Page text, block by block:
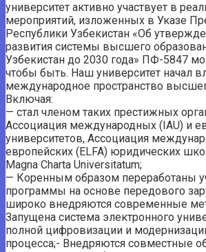
университет активно участвует в
мероприятий, изложенных в Указе
Республики Узбекистан «Об
развития системы высшего
Узбекистан до 2030 года» ПФ-5847
чтобы быть. Наш университет начал
международное пространство
Включая:
— стал членом таких престижных
Ассоциация международных (IAU) и
университетов, Ассоциация
европейских (ELFA) юридических
Magna Charta Universitatum;
— Коренным образом переработаны
программы на основе передового
широко внедряются современные
Запущена система электронного
полной цифровизации и
процесса;- Внедряются совместные